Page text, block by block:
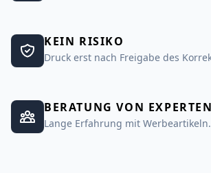
KEIN RISIKO
Druck erst nach Freigabe des
BERATUNG VON EXPERTEN
Lange Erfahrung mit Werbeartikeln.